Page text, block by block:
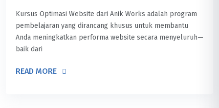
Kursus Optimasi Website dari Anik Works adalah program
pembelajaran yang dirancang khusus untuk membantu
Anda meningkatkan performa website secara menyeluruh—
baik dari
READ MORE